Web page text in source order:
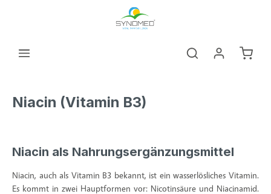
Niacin (Vitamin B3)
Niacin als Nahrungsergänzungsmittel
Niacin, auch als Vitamin B3 bekannt, ist ein wasserlösliches Vitamin.
Es kommt in zwei Hauptformen vor: Nicotinsäure und Niacinamid.